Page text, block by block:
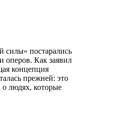
силы» постарались
оперов. Как заявил
концепция
прежней: это
людях, которые